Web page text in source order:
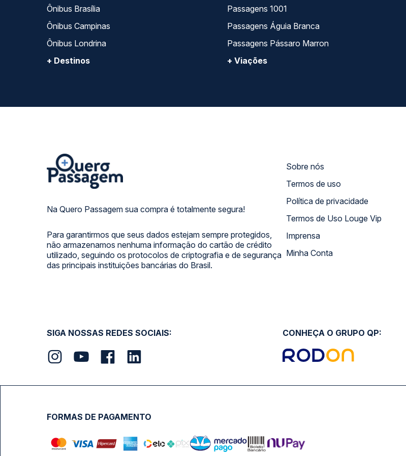
Ônibus Brasília
Ônibus Campinas
Ônibus Londrina
+ Destinos
Passagens 1001
Passagens Águia Branca
Passagens Pássaro Marron
+ Viações
Na Quero Passagem sua compra é totalmente segura!
Para garantirmos que seus dados estejam sempre protegidos,
não armazenamos nenhuma informação do cartão de crédito
utilizado, seguindo os protocolos de criptografia e de segurança
das principais instituições bancárias do Brasil.
Sobre nós
Termos de uso
Política de privacidade
Termos de Uso Louge Vip
Imprensa
Minha Conta
SIGA NOSSAS REDES SOCIAIS: CONHEÇA O GRUPO QP:
FORMAS DE PAGAMENTO